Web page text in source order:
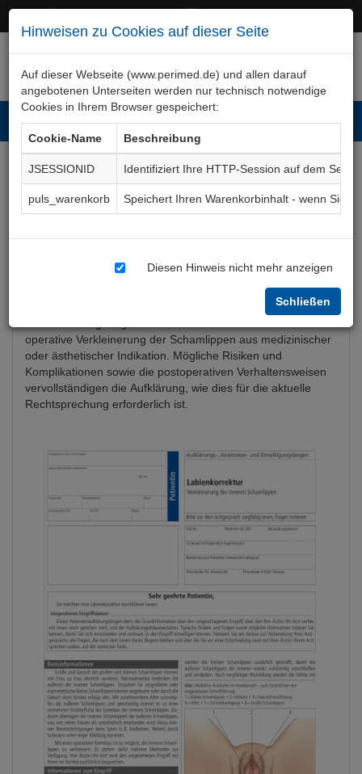
Hinweisen zu Cookies auf dieser Seite
Auf dieser Webseite (www.perimed.de) und allen darauf
angebotenen Unterseiten werden nur technisch notwendige
Cookies in Ihrem Browser gespeichert:
Cookie-Name
Beschreibung
JSESSIONID
Identifiziert Ihre HTTP-Session auf dem Server
puls_warenkorb
Speichert Ihren Warenkorbinhalt - wenn Sie
Diesen Hinweis nicht mehr anzeigen
Schließen
Labienkorrektur
operative Verkleinerung der Schamlippen aus medizinischer
oder ästhetischer Indikation. Mögliche Risiken und
Komplikationen sowie die postoperativen Verhaltensweisen
vervollständigen die Aufklärung, wie dies für die aktuelle
Rechtsprechung erforderlich ist.